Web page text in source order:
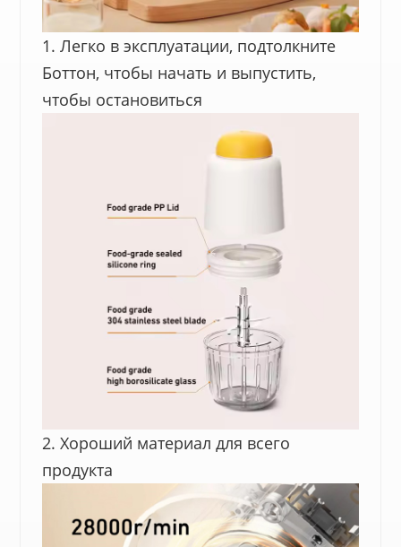
1. Легко в эксплуатации, подтолкните
Боттон, чтобы начать и выпустить,
чтобы остановиться
2. Хороший материал для всего
продукта